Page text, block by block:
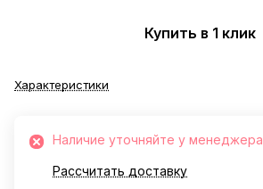
Купить в 1 клик
Характеристики
Наличие уточняйте у менеджера
Рассчитать доставку